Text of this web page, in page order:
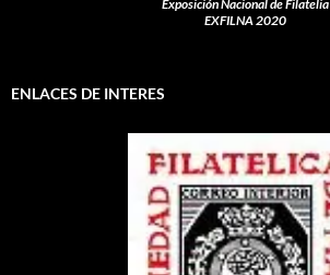
Exposición Nacional de Filatelia
EXFILNA 2020
ENLACES DE INTERES